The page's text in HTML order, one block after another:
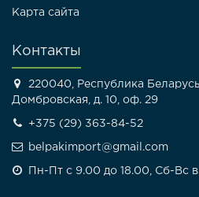
Карта сайта
Контакты
220040, Республика
Домбровская, д. 10, оф. 29
+375 (29) 363-84-52
belpakimport@gmail.com
Пн-Пт с 9.00 до 18.00, Сб-Вс